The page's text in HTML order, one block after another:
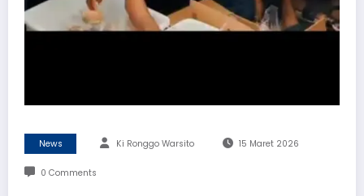
News Ki Ronggo Warsito 15 Maret 2026
0 Comments